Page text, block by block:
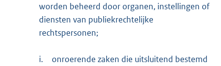
worden beheerd door organen, instellingen of
diensten van publiekrechtelijke
rechtspersonen;
i.
onroerende zaken die uitsluitend bestemd